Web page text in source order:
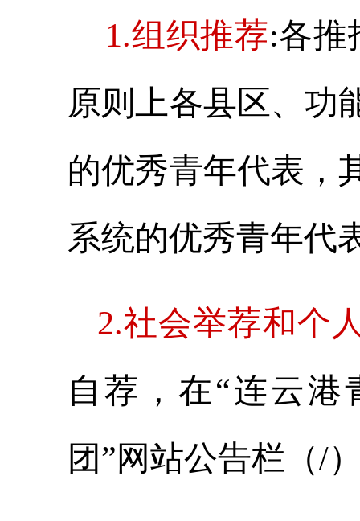
1.组织推荐:各推
原则上各县区、功
的优秀青年代表，
系统的优秀青年代
2.社会举荐和个
自荐，在“连云
团”网站公告栏（/